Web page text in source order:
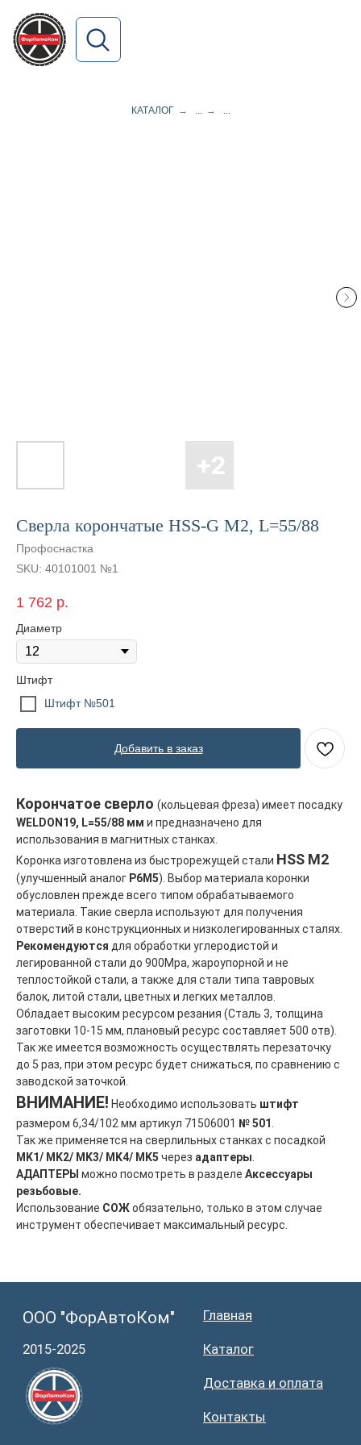
КАТАЛОГ → ... → ...
Сверла корончатые HSS-G M2, L=55/88
Профоснастка
SKU: 40101001 №1
1 762 р.
Диаметр
Штифт
Штифт №501
Добавить в заказ
Корончатое сверло (кольцевая фреза) имеет посадку
WELDON19, L=55/88 мм и предназначено для
использования в магнитных станках.
Коронка изготовлена из быстрорежущей стали HSS M2
(улучшенный аналог Р6М5). Выбор материала коронки
обусловлен прежде всего типом обрабатываемого
материала. Такие сверла используют для получения
отверстий в конструкционных и низколегированных сталях.
Рекомендуются для обработки углеродистой и
легированной стали до 900Мра, жароупорной и не
теплостойкой стали, а также для стали типа тавровых
балок, литой стали, цветных и легких металлов.
Обладает высоким ресурсом резания (Сталь 3, толщина
заготовки 10-15 мм, плановый ресурс составляет 500 отв).
Так же имеется возможность осуществлять перезаточку
до 5 раз, при этом ресурс будет снижаться, по сравнению с
заводской заточкой.
ВНИМАНИЕ! Необходимо использовать штифт
размером 6,34/102 мм артикул 71506001 № 501 .
Так же применяется на сверлильных станках с посадкой
MK1/ MK2/ MK3/ MK4/ MK5 через адаптеры.
АДАПТЕРЫ можно посмотреть в разделе Аксессуары
резьбовые.
Использование СОЖобязательно, только в этом случае
инструмент обеспечивает максимальный ресурс.
ООО "ФорАвтоКом" Главная
Каталог
Доставка и оплата
Контакты
ООО "ФорАвтоКом", ИНН:6165230254,ОГРН :1216100025063
Политика обработки персональных данных
2015-2025